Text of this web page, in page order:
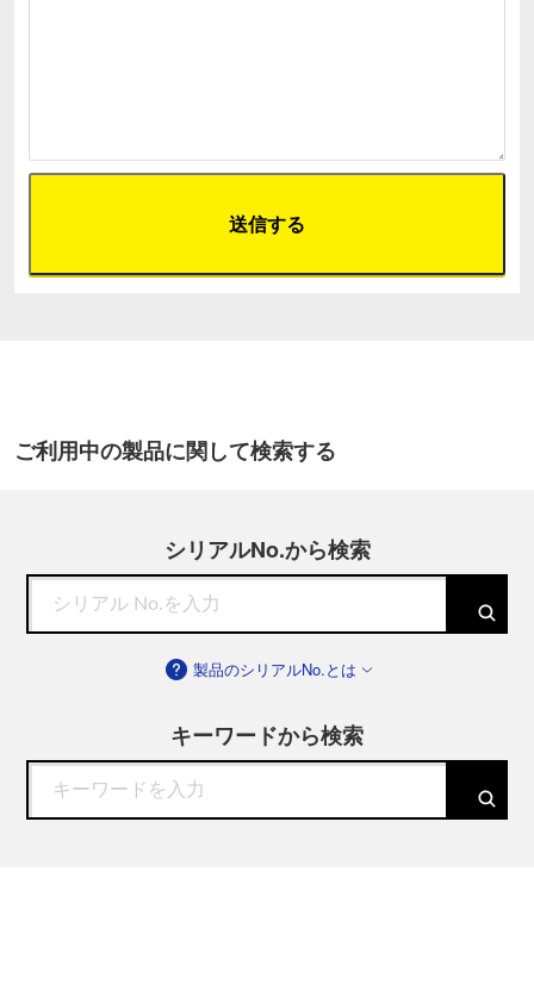
ご利用中の製品に関して検索する
シリアルNo.から検索
製品のシリアルNo.とは
キーワードから検索